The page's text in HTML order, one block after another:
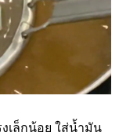
เล็กน้อย ใส่น้ำมัน